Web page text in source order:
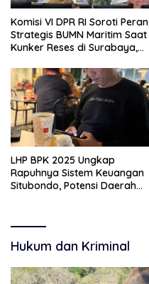
Komisi VI DPR RI Soroti Peran
Strategis BUMN Maritim Saat
Kunker Reses di Surabaya,
LHP BPK 2025 Ungkap
Rapuhnya Sistem Keuangan
Situbondo, Potensi Daerah
Hukum dan Kriminal